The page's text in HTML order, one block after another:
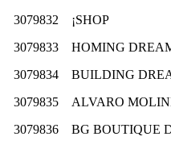
3079832
¡SHOP
3079833
HOMING
3079834
BUILDING
3079835
ALVARO
3079836
BG BOUTIQUE